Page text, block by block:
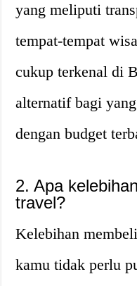
yang meliputi
tempat-tempat
cukup terkenal di
alternatif bagi
dengan budget
2. Apa
travel?
Kelebihan
kamu tidak perlu